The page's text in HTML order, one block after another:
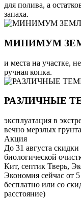
для полива, а
запаха.
МИНИМУМ
и места на участке,
ручная копка.
РАЗЛИЧНЫЕ
эксплуатация в
вечно мерзлых
Акция
До 31 августа
биологической
Кит, септик Тверь,
Экономия сейчас от
бесплатно или со
расстояние)